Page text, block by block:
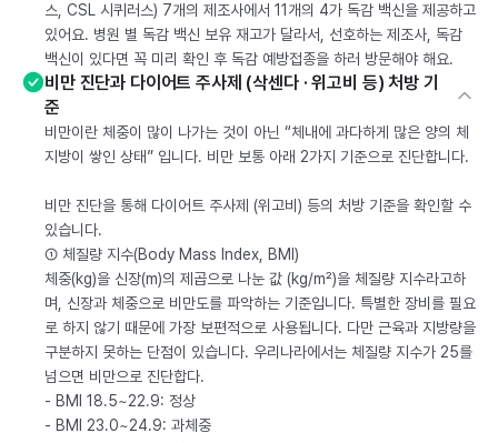
스, CSL 시퀴러스) 7개의 제조사에서 11개의 4가 독감 백신을 제공하고
있어요. 병원 별 독감 백신 보유 재고가 달라서, 선호하는 제조사, 독감
백신이 있다면 꼭 미리 확인 후 독감 예방접종을 하러 방문해야 해요.
비만 진단과 다이어트 주사제 (삭센다 · 위고비 등) 처방 기
준
비만이란 체중이 많이 나가는 것이 아닌 “체내에 과다하게 많은 양의 체
지방이 쌓인 상태” 입니다. 비만 보통 아래 2가지 기준으로 진단합니다.
비만 진단을 통해 다이어트 주사제 (위고비) 등의 처방 기준을 확인할 수
있습니다.
① 체질량 지수(Body Mass Index, BMI)
체중(kg)을 신장(m)의 제곱으로 나눈 값 (kg/m²)을 체질량 지수라고하
며, 신장과 체중으로 비만도를 파악하는 기준입니다. 특별한 장비를 필요
로 하지 않기 때문에 가장 보편적으로 사용됩니다. 다만 근육과 지방량을
구분하지 못하는 단점이 있습니다. 우리나라에서는 체질량 지수가 25를
넘으면 비만으로 진단합다.
- BMI 18.5~22.9: 정상
- BMI 23.0~24.9: 과체중